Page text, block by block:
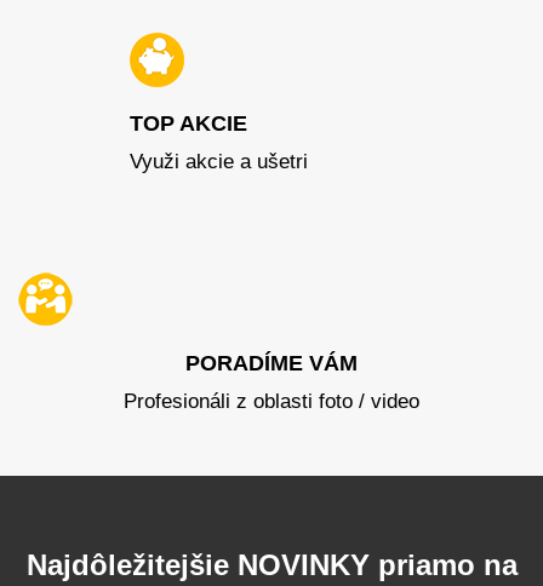
TOP AKCIE
Využi akcie a ušetri
PORADÍME VÁM
Profesionáli z oblasti foto / video
Najdôležitejšie NOVINKY priamo na